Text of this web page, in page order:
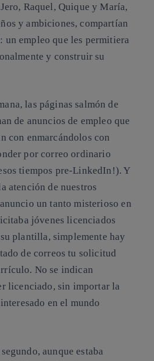
Raquel, Quique y María,
y ambiciones, compartían
un empleo que les permitiera
y construir su
las páginas salmón de
de anuncios de empleo que
con enmarcándolos con
por correo ordinario
tiempos pre-LinkedIn!). Y
atención de nuestros
un tanto misterioso en
jóvenes licenciados
plantilla, simplemente hay
de correos tu solicitud
No se indican
licenciado, sin importar la
en el mundo
aunque estaba